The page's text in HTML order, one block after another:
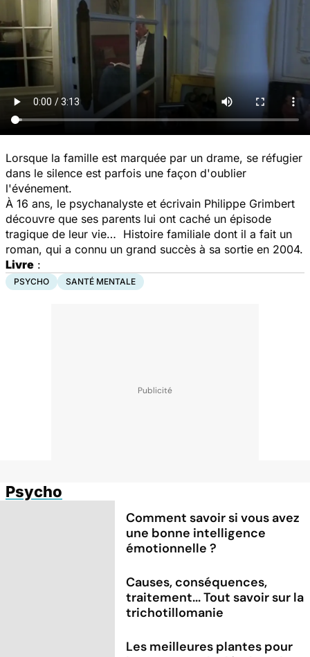
Lorsque la famille est marquée par un drame, se réfugier
dans le silence est parfois une façon d'oublier
l'événement.
À 16 ans, le psychanalyste et écrivain Philippe Grimbert
découvre que ses parents lui ont caché un épisode
tragique de leur vie… Histoire familiale dont il a fait un
roman, qui a connu un grand succès à sa sortie en 2004.
Livre :
PSYCHO SANTÉ MENTALE
Psycho
Comment savoir si vous avez
une bonne intelligence
émotionnelle ?
Causes, conséquences,
traitement... Tout savoir sur la
trichotillomanie
Les meilleures plantes pour